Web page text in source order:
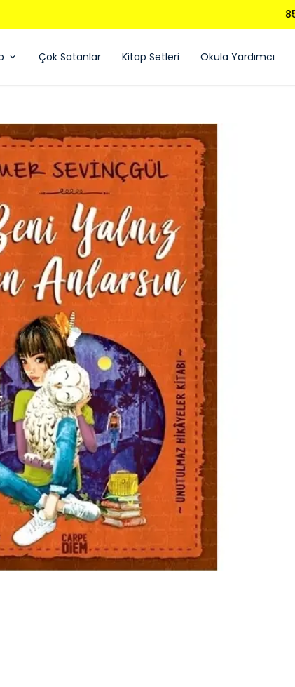
850 TL ÜZERI ÜCRETSIZ KARGO - KAPIDA ÖDEME
Çok Satanlar Kitap Setleri Okula Yardımcı